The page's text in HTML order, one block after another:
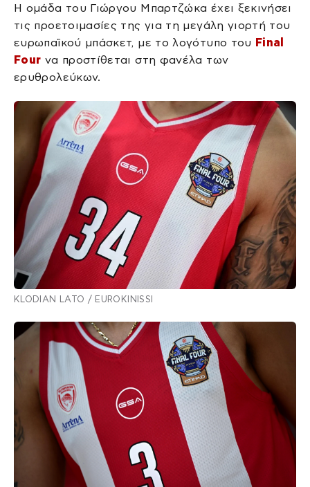
Η ομάδα του Γιώργου Μπαρτζώκα έχει ξεκινήσει
τις προετοιμασίες της για τη μεγάλη γιορτή του
ευρωπαϊκού μπάσκετ, με το λογότυπο του Final
Four να προστίθεται στη φανέλα των
ερυθρολεύκων.
KLODIAN LATO / EUROKINISSI